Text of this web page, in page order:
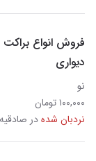
فروش انواع
دیواری
نو
۱۰۰,۰۰۰ تومان
نردبان شدهدر صادقیه